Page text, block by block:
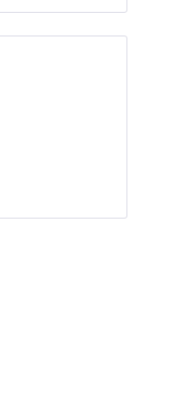
sollten
die
Da
Lauch ist eine
stellt die